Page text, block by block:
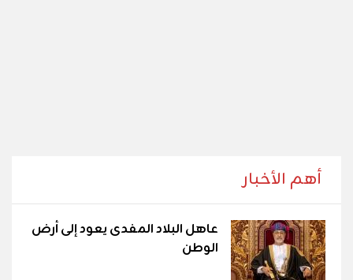
أهم الأخبار
عاهل البلاد المفدى يعود إلى أرض
الوطن